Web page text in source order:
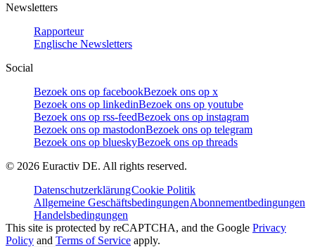
Newsletters
Rapporteur
Englische Newsletters
Social
Bezoek ons op facebookBezoek ons op x
Bezoek ons op linkedinBezoek ons op youtube
Bezoek ons op rss-feedBezoek ons op instagram
Bezoek ons op mastodonBezoek ons op telegram
Bezoek ons op blueskyBezoek ons op threads
© 2026 Euractiv DE. All rights reserved.
DatenschutzerklärungCookie Politik
Allgemeine GeschäftsbedingungenAbonnementbedingungen
Handelsbedingungen
This site is protected by reCAPTCHA, and the Google Privacy
Policy and Terms of Service apply.